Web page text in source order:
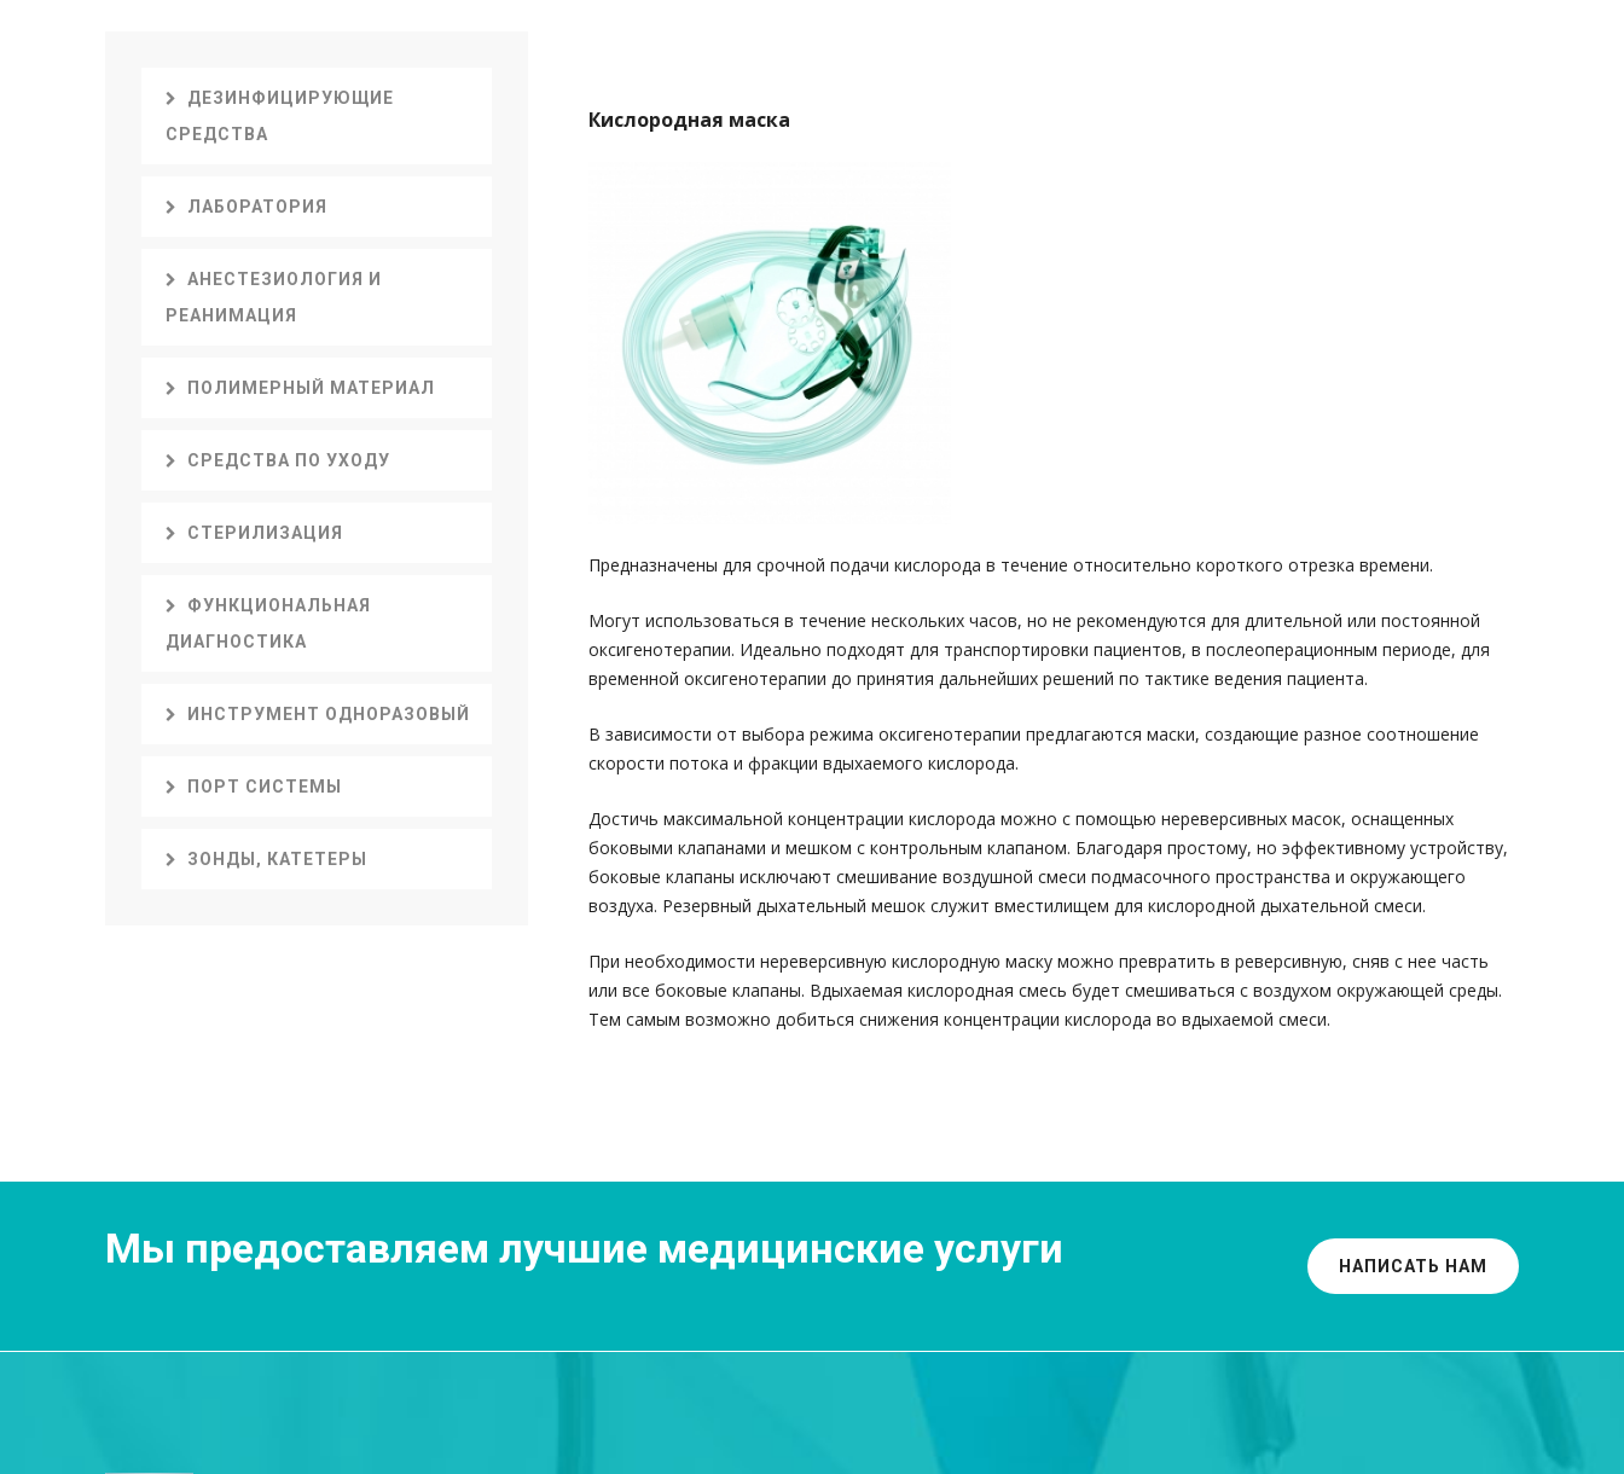
ДЕЗИНФИЦИРУЮЩИЕ
СРЕДСТВА
ЛАБОРАТОРИЯ
АНЕСТЕЗИОЛОГИЯ И
РЕАНИМАЦИЯ
ПОЛИМЕРНЫЙ МАТЕРИАЛ
СРЕДСТВА ПО УХОДУ
СТЕРИЛИЗАЦИЯ
ФУНКЦИОНАЛЬНАЯ
ДИАГНОСТИКА
ИНСТРУМЕНТ ОДНОРАЗОВЫЙ
ПОРТ СИСТЕМЫ
ЗОНДЫ, КАТЕТЕРЫ
Кислородная маска
Предназначены для срочной подачи кислорода в течение относительно короткого отрезка времени.
Могут использоваться в течение нескольких часов, но не рекомендуются для длительной или постоянной
оксигенотерапии. Идеально подходят для транспортировки пациентов, в послеоперационным периоде, для
временной оксигенотерапии до принятия дальнейших решений по тактике ведения пациента.
В зависимости от выбора режима оксигенотерапии предлагаются маски, создающие разное соотношение
скорости потока и фракции вдыхаемого кислорода.
Достичь максимальной концентрации кислорода можно с помощью нереверсивных масок, оснащенных
боковыми клапанами и мешком с контрольным клапаном. Благодаря простому, но эффективному устройству,
боковые клапаны исключают смешивание воздушной смеси подмасочного пространства и окружающего
воздуха. Резервный дыхательный мешок служит вместилищем для кислородной дыхательной смеси.
При необходимости нереверсивную кислородную маску можно превратить в реверсивную, сняв с нее часть
или все боковые клапаны. Вдыхаемая кислородная смесь будет смешиваться с воздухом окружающей среды.
Тем самым возможно добиться снижения концентрации кислорода во вдыхаемой смеси.
Мы предоставляем лучшие медицинские услуги НАПИСАТЬ НАМ